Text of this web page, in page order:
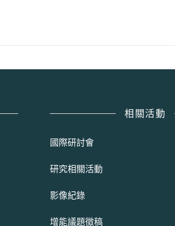
相關活動
國際研討會
研究相關活動
影像紀錄
增能議題徵稿